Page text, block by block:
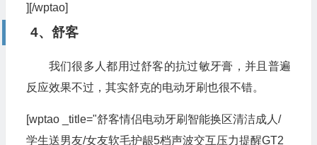
][/wptao]
4、舒客
我们很多人都用过舒客的抗过敏牙膏，并且普遍
反应效果不过，其实舒克的电动牙刷也很不错。
[wptao _title="舒客情侣电动牙刷智能换区清洁成人/
学生送男友/女友软毛护龈5档声波交互压力提醒GT2